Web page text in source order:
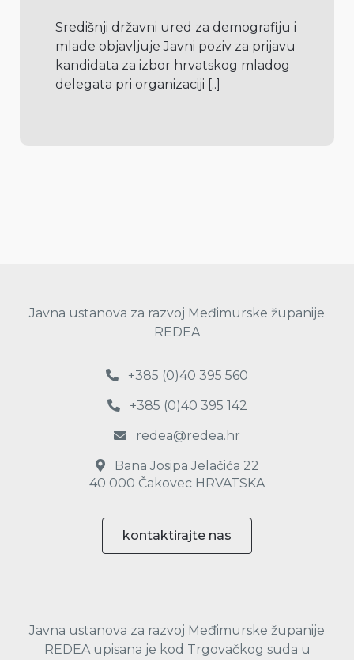
Središnji državni ured za demografiju i
mlade objavljuje Javni poziv za prijavu
kandidata za izbor hrvatskog mladog
delegata pri organizaciji [..]
Javna ustanova za razvoj Međimurske županije
REDEA
+385 (0)40 395 560
+385 (0)40 395 142
redea@redea.hr
Bana Josipa Jelačića 22
40 000 Čakovec HRVATSKA
kontaktirajte nas
Javna ustanova za razvoj Međimurske županije
REDEA upisana je kod Trgovačkog suda u